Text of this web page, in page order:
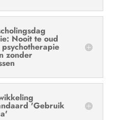
Nooit te oud
zonder
'Gebruik